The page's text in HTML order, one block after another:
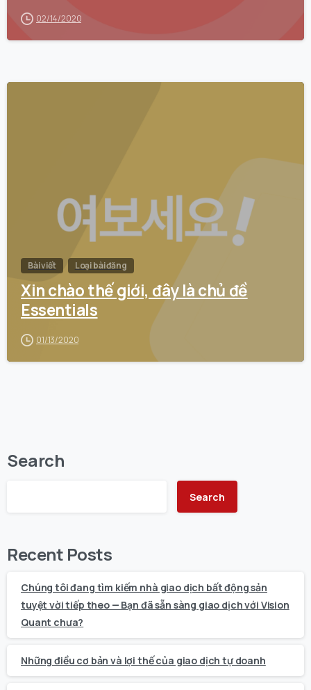
02/14/2020
Bài viết Loại bài đăng
Xin chào thế giới, đây là chủ đề
Essentials
01/13/2020
Search
Search
Recent Posts
Chúng tôi đang tìm kiếm nhà giao dịch bất động sản
tuyệt vời tiếp theo — Bạn đã sẵn sàng giao dịch với Vision
Quant chưa?
Những điều cơ bản và lợi thế của giao dịch tự doanh